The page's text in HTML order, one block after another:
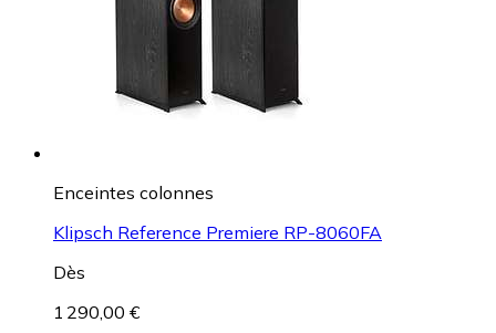
Enceintes colonnes
Klipsch Reference Premiere RP-8060FA
Dès
1 290,00 €